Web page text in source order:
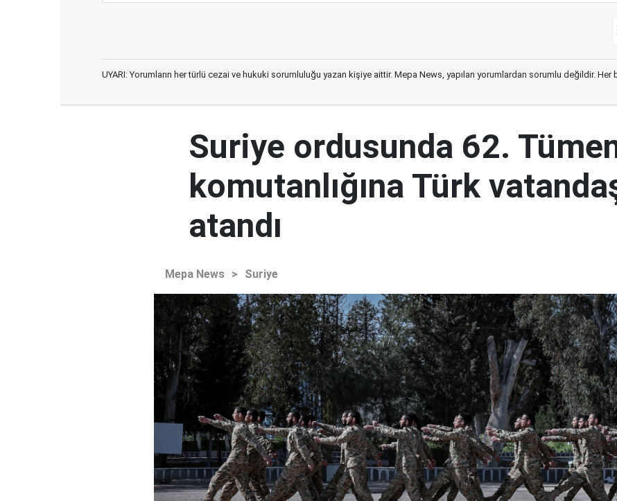
UYARI: Yorumların her türlü cezai ve hukuki sorumluluğu yazan kişiye aittir. Mepa News, yapılan yorumlardan sorumlu değildir. Her
Suriye ordusunda 62.
komutanlığına Türk
atandı
Mepa News > Suriye